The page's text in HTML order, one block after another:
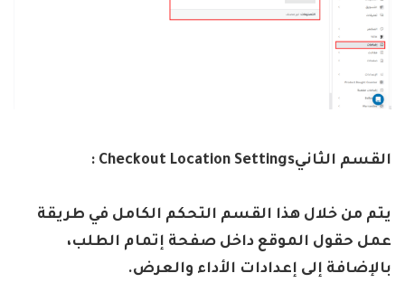
القسم الثانيCheckout Location Settings :
يتم من خلال هذا القسم التحكم الكامل في طريقة
عمل حقول الموقع داخل صفحة إتمام الطلب،
بالإضافة إلى إعدادات الأداء والعرض.